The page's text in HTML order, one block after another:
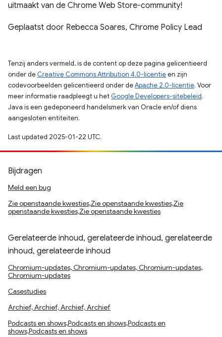
uitmaakt van de Chrome Web Store-community!
Geplaatst door Rebecca Soares, Chrome Policy Lead
Tenzij anders vermeld, is de content op deze pagina gelicentieerd
onder de Creative Commons Attribution 4.0-licentieen zijn
codevoorbeelden gelicentieerd onder deApache 2.0-licentie. Voor
meer informatie raadpleegt u het Google Developers-sitebeleid.
Java is een gedeponeerd handelsmerk van Oracle en/of diens
aangesloten entiteiten.
Last updated 2025-01-22 UTC.
Bijdragen
Meld een bug
Zie openstaande kwesties,Zie openstaande kwesties,Zie
openstaande kwesties,Zie openstaande kwesties
Gerelateerde inhoud, gerelateerde inhoud, gerelateerde
inhoud, gerelateerde inhoud
Chromium-updates, Chromium-updates, Chromium-updates,
Chromium-updates
Casestudies
Archief, Archief, Archief, Archief
Podcasts en shows,Podcasts en shows,Podcasts en
shows,Podcasts en shows